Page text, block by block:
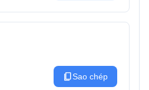
content_copySao chép